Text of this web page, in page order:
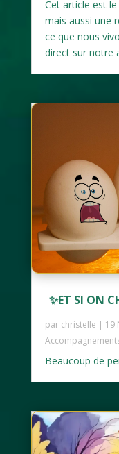
Cet article est le
mais aussi une
ce que nous
direct sur notre
✨ET SI ON
par christelle | 19
Beaucoup de